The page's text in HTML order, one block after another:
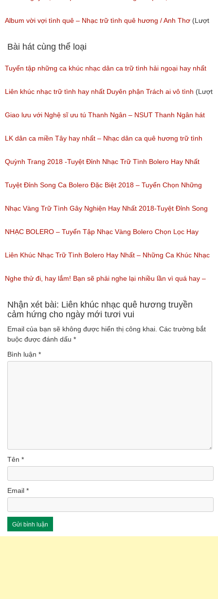
(Lượt nghe: 534)
(Lượt nghe: 42)
Album vời vợi tình quê – Nhạc trữ tình quê hương / Anh Thơ (Lượt
nghe: 60)
Bài hát cùng thể loại
Tuyển tập những ca khúc nhạc dân ca trữ tình hải ngoại hay nhất
(Lượt nghe: 277)
Liên khúc nhạc trữ tình hay nhất Duyên phận Trách ai vô tình (Lượt
nghe: 193)
Giao lưu với Nghệ sĩ ưu tú Thanh Ngân – NSUT Thanh Ngân hát
Bolero
(Lượt nghe: 80)
LK dân ca miền Tây hay nhất – Nhạc dân ca quê hương trữ tình
miền tây hay nhất
(Lượt nghe: 184)
Quỳnh Trang 2018 -Tuyệt Đỉnh Nhạc Trữ Tình Bolero Hay Nhất
Của Quỳnh Trang 2018
(Lượt nghe: 155)
Tuyệt Đỉnh Song Ca Bolero Đặc Biệt 2018 – Tuyển Chọn Những
Bài Hát Song Ca Nhạc Vàng Bolero Hay Nhất
(Lượt nghe: 218)
Nhạc Vàng Trữ Tình Gây Nghiện Hay Nhất 2018-Tuyệt Đỉnh Song
Ca Thiên Quang Quỳnh Trang Ngọt Ngào
(Lượt nghe: 219)
NHẠC BOLERO – Tuyển Tập Nhạc Vàng Bolero Chọn Lọc Hay
Nhất / Tuyệt Đỉnh Bolero
(Lượt nghe: 99)
Liên Khúc Nhạc Trữ Tình Bolero Hay Nhất – Những Ca Khúc Nhạc
Vàng Trữ Tình Hay Nhất 2018
(Lượt nghe: 75)
Nghe thử đi, hay lắm! Bạn sẽ phải nghe lại nhiều lần vì quá hay –
Nhạc miền Tây đặc sắc
(Lượt nghe: 46)
Nhận xét bài: Liên khúc nhạc quê hương truyền
cảm hứng cho ngày mới tươi vui
Email của bạn sẽ không được hiển thị công khai. Các trường bắt
buộc được đánh dấu *
Bình luận *
Tên *
Email *